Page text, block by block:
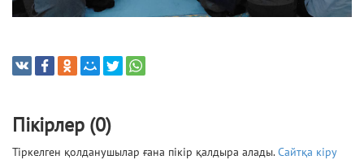
Пікірлер (0)
Тіркелген қолданушылар ғана пікір қалдыра алады.Сайтқа кіру